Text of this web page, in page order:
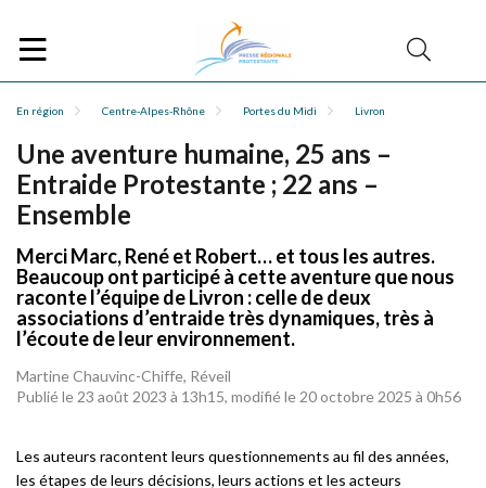
En région Centre-Alpes-Rhône Portes du Midi Livron
Une aventure humaine, 25 ans –
Entraide Protestante ; 22 ans –
Ensemble
Merci Marc, René et Robert… et tous les autres.
Beaucoup ont participé à cette aventure que nous
raconte l’équipe de Livron : celle de deux
associations d’entraide très dynamiques, très à
l’écoute de leur environnement.
Martine Chauvinc-Chiffe, Réveil
Publié le 23 août 2023 à 13h15, modifié le 20 octobre 2025 à 0h56
Les auteurs racontent leurs questionnements au fil des années,
les étapes de leurs décisions, leurs actions et les acteurs